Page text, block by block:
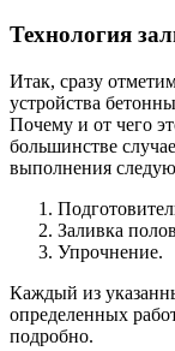
Технология
Итак, сразу
устройства
Почему и от чего
большинстве
выполнения
Заливка
Упрочнение.
Каждый из
определенных
подробно.